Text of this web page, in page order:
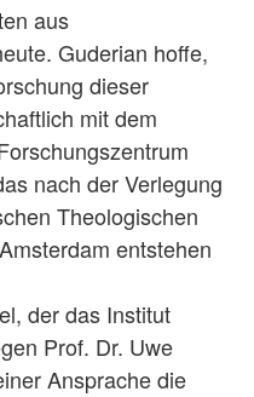
aus
Guderian hoffe,
dieser
mit dem
nach der Verlegung
Theologischen
entstehen
der das Institut
Prof. Dr. Uwe
Ansprache die